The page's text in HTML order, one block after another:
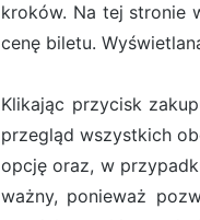
kroków. Na tej stronie
cenę biletu.
Klikając przycisk
przegląd wszystkich
opcję oraz, w
ważny, ponieważ